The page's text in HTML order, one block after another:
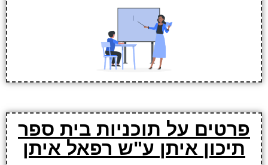
פרטים על תוכניות בית ספר
תיכון איתן ע"ש רפאל איתן